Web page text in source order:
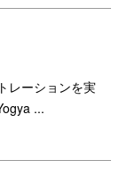
レーションを実
...